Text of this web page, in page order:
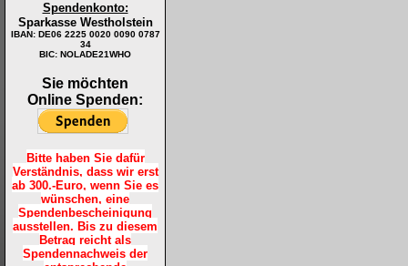
Spendenkonto:
Sparkasse Westholstein
IBAN: DE06 2225 0020 0090 0787
34
BIC: NOLADE21WHO
Sie möchten
Online Spenden:
Bitte haben Sie dafür
Verständnis, dass wir erst
ab 300.-Euro, wenn Sie es
wünschen, eine
Spendenbescheinigung
ausstellen. Bis zu diesem
Betrag reicht als
Spendennachweis der